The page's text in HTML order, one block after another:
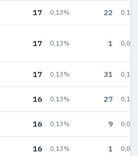
17 0,13% 22
17 0,13% 1
17 0,13% 31
16 0,13% 27
16 0,13% 9
16 0,13% 1